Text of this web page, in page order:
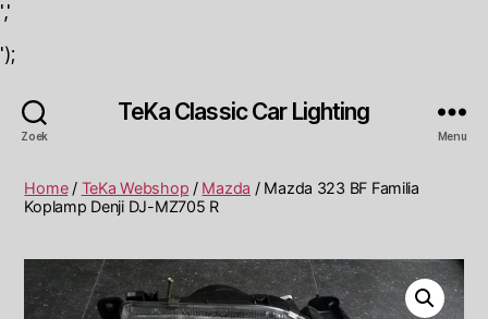
','
');
Zoek
TeKa Classic Car Lighting
Menu
Home/ TeKa Webshop / Mazda / Mazda 323 BF Familia
Koplamp Denji DJ-MZ705 R